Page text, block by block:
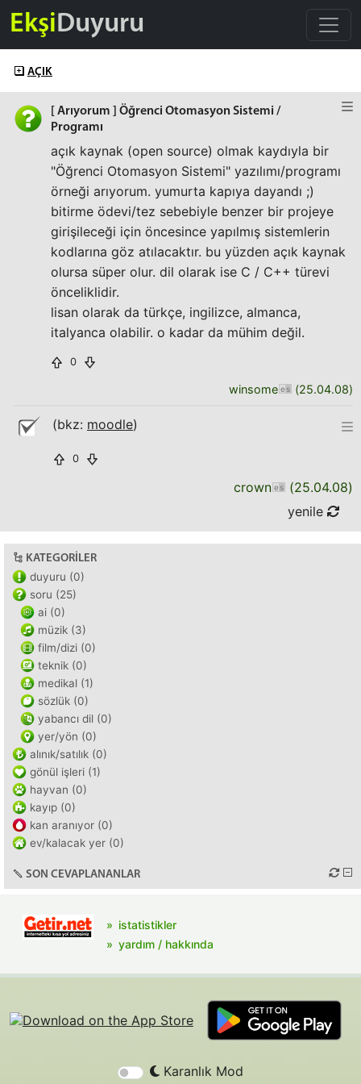
EkşiDuyuru
AÇIK
[ Arıyorum ] Öğrenci Otomasyon Sistemi /
Programı
açık kaynak (open source) olmak kaydıyla bir
"Öğrenci Otomasyon Sistemi" yazılımı/programı
örneği arıyorum. yumurta kapıya dayandı ;)
bitirme ödevi/tez sebebiyle benzer bir projeye
girişileceği için öncesince yapılmış sistemlerin
kodlarına göz atılacaktır. bu yüzden açık kaynak
olursa süper olur. dil olarak ise C / C++ türevi
önceliklidir.
lisan olarak da türkçe, ingilizce, almanca,
italyanca olabilir. o kadar da mühim değil.
0
winsome (25.04.08)
(bkz: moodle)
0
crown (25.04.08)
yenile
KATEGORILER
duyuru (0)
soru (25)
ai (0)
müzik (3)
film/dizi (0)
teknik (0)
medikal (1)
sözlük (0)
yabancı dil (0)
yer/yön (0)
alınık/satılık (0)
gönül işleri (1)
hayvan (0)
kayıp (0)
kan aranıyor (0)
ev/kalacak yer (0)
SON CEVAPLANANLAR
istatistikler
yardım / hakkında
Karanlık Mod